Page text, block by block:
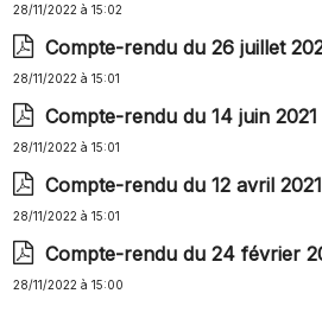
28/11/2022 à 15:02
Compte-rendu du 26 juillet
28/11/2022 à 15:01
Compte-rendu du 14 juin 2021
28/11/2022 à 15:01
Compte-rendu du 12 avril 2021
28/11/2022 à 15:01
Compte-rendu du 24 février
28/11/2022 à 15:00